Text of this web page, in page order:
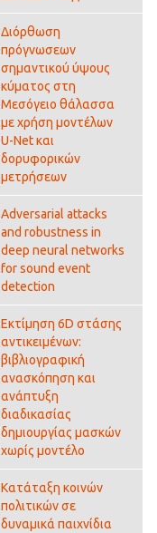
Διόρθωση
πρόγνωσεων
σημαντικού ύψους
κύματος στη
Μεσόγειο θάλασσα
με χρήση μοντέλων
U-Net και
δορυφορικών
μετρήσεων
Adversarial attacks
and robustness in
deep neural networks
for sound event
detection
Εκτίμηση 6D στάσης
αντικειμένων:
βιβλιογραφική
ανασκόπηση και
ανάπτυξη
διαδικασίας
δημιουργίας μασκών
χωρίς μοντέλο
Κατάταξη κοινών
πολιτικών σε
δυναμικά παιχνίδια